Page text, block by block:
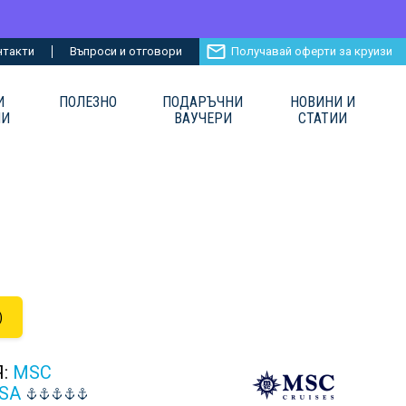
Въпроси и отговори Получавай оферти за круизи
ПОЛЕЗНО
ПОДАРЪЧНИ
ВАУЧЕРИ
НОВИНИ И
СТАТИИ
MSC